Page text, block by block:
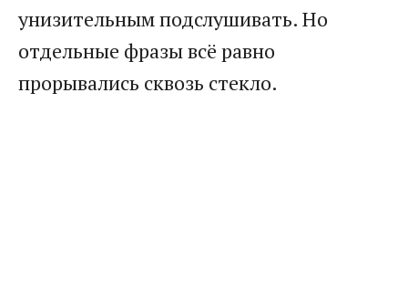
унизительным подслушивать. Но
отдельные фразы всё равно
прорывались сквозь стекло.